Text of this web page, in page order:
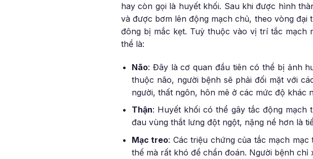
hay còn gọi là huyết khối. Sau khi được hình
và được bơm lên động mạch chủ, theo vòng
đông bị mắc kẹt. Tuỳ thuộc vào vị trí tắc mạch
thể là:
Não: Đây là cơ quan đầu tiên có thể bị ảnh
thuộc não, người bệnh sẽ phải đối mặt với
người, thất ngôn, hôn mê ở các mức độ khác
Thận: Huyết khối có thể gây tắc động mạch
đau vùng thắt lưng đột ngột, nặng nề hơn là
Mạc treo: Các triệu chứng của tắc mạch
thế mà rất khó để chẩn đoán. Người bệnh